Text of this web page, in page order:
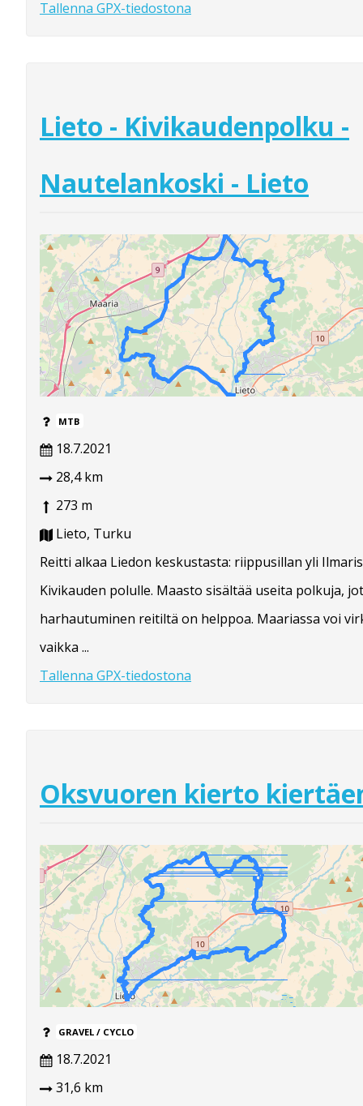
Tallenna GPX-tiedostona
Lieto - Kivikaudenpolku -
Nautelankoski - Lieto
MTB
18.7.2021
28,4 km
273 m
Lieto, Turku
Reitti alkaa Liedon keskustasta: riippusillan yli
Kivikauden polulle. Maasto sisältää useita polkuja,
harhautuminen reitiltä on helppoa. Maariassa voi
vaikka ...
Tallenna GPX-tiedostona
Oksvuoren kierto
GRAVEL / CYCLO
18.7.2021
31,6 km